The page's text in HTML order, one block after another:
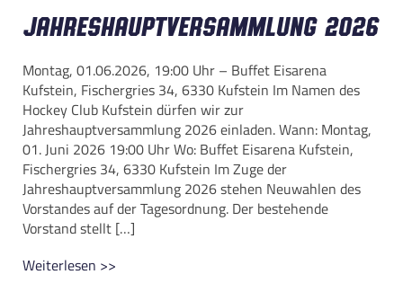
Jahreshauptversammlung 2026
Montag, 01.06.2026, 19:00 Uhr – Buffet Eisarena
Kufstein, Fischergries 34, 6330 Kufstein Im Namen des
Hockey Club Kufstein dürfen wir zur
Jahreshauptversammlung 2026 einladen. Wann: Montag,
01. Juni 2026 19:00 Uhr Wo: Buffet Eisarena Kufstein,
Fischergries 34, 6330 Kufstein Im Zuge der
Jahreshauptversammlung 2026 stehen Neuwahlen des
Vorstandes auf der Tagesordnung. Der bestehende
Vorstand stellt […]
Weiterlesen >>